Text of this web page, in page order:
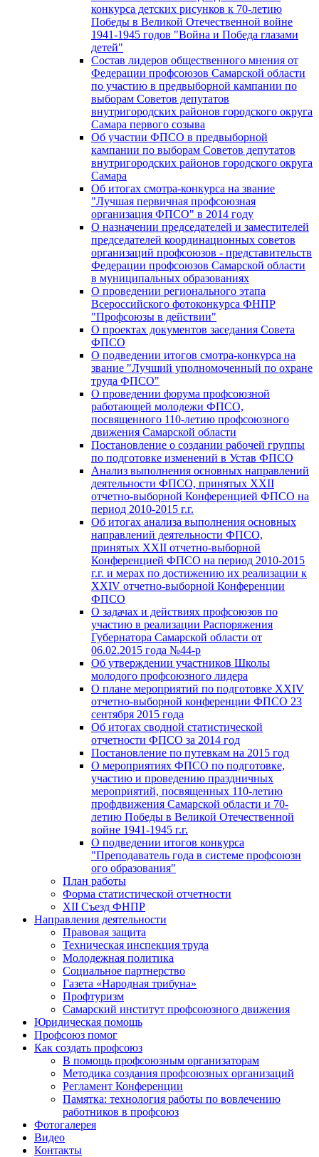
конкурса детских рисунков к 70-летию
Победы в Великой Отечественной войне
1941-1945 годов "Война и Победа глазами
детей"
Состав лидеров общественного мнения от
Федерации профсоюзов Самарской области
по участию в предвыборной кампании по
выборам Советов депутатов
внутригородских районов городского округа
Самара первого созыва
Об участии ФПСО в предвыборной
кампании по выборам Советов депутатов
внутригородских районов городского округа
Самара
Об итогах смотра-конкурса на звание
"Лучшая первичная профсоюзная
организация ФПСО" в 2014 году
О назначении председателей и заместителей
председателей координационных советов
организаций профсоюзов - представительств
Федерации профсоюзов Самарской области
в муниципальных образованиях
О проведении регионального этапа
Всероссийского фотоконкурса ФНПР
"Профсоюзы в действии"
О проектах документов заседания Совета
ФПСО
О подведении итогов смотра-конкурса на
звание "Лучший уполномоченный по охране
труда ФПСО"
О проведении форума профсоюзной
работающей молодежи ФПСО,
посвященного 110-летию профсоюзного
движения Самарской области
Постановление о создании рабочей группы
по подготовке изменений в Устав ФПСО
Анализ выполнения основных направлений
деятельности ФПСО, принятых XXII
отчетно-выборной Конференцией ФПСО на
период 2010-2015 г.г.
Об итогах анализа выполнения основных
направлений деятельности ФПСО,
принятых XXII отчетно-выборной
Конференцией ФПСО на период 2010-2015
г.г. и мерах по достижению их реализации к
XXIV отчетно-выборной Конференции
ФПСО
О задачах и действиях профсоюзов по
участию в реализации Распоряжения
Губернатора Самарской области от
06.02.2015 года №44-р
Об утверждении участников Школы
молодого профсоюзного лидера
О плане мероприятий по подготовке XXIV
отчетно-выборной конференции ФПСО 23
сентября 2015 года
Об итогах сводной статистической
отчетности ФПСО за 2014 год
Постановление по путевкам на 2015 год
О мероприятиях ФПСО по подготовке,
участию и проведению праздничных
мероприятий, посвященных 110-летию
профдвижения Самарской области и 70-
летию Победы в Великой Отечественной
войне 1941-1945 г.г.
О подведении итогов конкурса
"Преподаватель года в системе профсоюзн
ого образования"
План работы
Форма статистической отчетности
XII Съезд ФНПР
Направления деятельности
Правовая защита
Техническая инспекция труда
Молодежная политика
Социальное партнерство
Газета «Народная трибуна»
Профтуризм
Самарский институт профсоюзного движения
Юридическая помощь
Профсоюз помог
Как создать профсоюз
В помощь профсоюзным организаторам
Методика создания профсоюзных организаций
Регламент Конференции
Памятка: технология работы по вовлечению
работников в профсоюз
Фотогалерея
Видео
Контакты